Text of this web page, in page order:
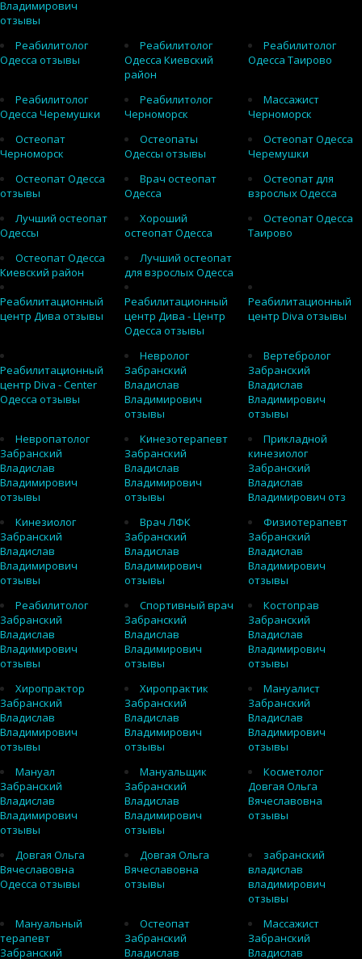
Владимирович
отзывы
Реабилитолог
Одесса отзывы
Реабилитолог
Одесса Киевский
район
Реабилитолог
Одесса Таирово
Реабилитолог
Одесса Черемушки
Реабилитолог
Черноморск
Массажист
Черноморск
Остеопат
Черноморск
Остеопаты
Одессы отзывы
Остеопат Одесса
Черемушки
Остеопат Одесса
отзывы
Врач остеопат
Одесса
Остеопат для
взрослых Одесса
Лучший остеопат
Одессы
Хороший
остеопат Одесса
Остеопат Одесса
Таирово
Остеопат Одесса
Киевский район
Лучший остеопат
для взрослых Одесса
Реабилитационный
центр Дива отзывы
Реабилитационный
центр Дива - Центр
Одесса отзывы
Реабилитационный
центр Diva отзывы
Реабилитационный
центр Diva - Center
Одесса отзывы
Невролог
Забранский
Владислав
Владимирович
отзывы
Вертебролог
Забранский
Владислав
Владимирович
отзывы
Невропатолог
Забранский
Владислав
Владимирович
отзывы
Кинезотерапевт
Забранский
Владислав
Владимирович
отзывы
Прикладной
кинезиолог
Забранский
Владислав
Владимирович отз
Кинезиолог
Забранский
Владислав
Владимирович
отзывы
Врач ЛФК
Забранский
Владислав
Владимирович
отзывы
Физиотерапевт
Забранский
Владислав
Владимирович
отзывы
Реабилитолог
Забранский
Владислав
Владимирович
отзывы
Спортивный врач
Забранский
Владислав
Владимирович
отзывы
Костоправ
Забранский
Владислав
Владимирович
отзывы
Хиропрактор
Забранский
Владислав
Владимирович
отзывы
Хиропрактик
Забранский
Владислав
Владимирович
отзывы
Мануалист
Забранский
Владислав
Владимирович
отзывы
Мануал
Забранский
Владислав
Владимирович
отзывы
Мануальщик
Забранский
Владислав
Владимирович
отзывы
Косметолог
Довгая Ольга
Вячеславовна
отзывы
Довгая Ольга
Вячеславовна
Одесса отзывы
Довгая Ольга
Вячеславовна
отзывы
забранский
владислав
владимирович
отзывы
Мануальный
терапевт
Забранский
Остеопат
Забранский
Владислав
Массажист
Забранский
Владислав